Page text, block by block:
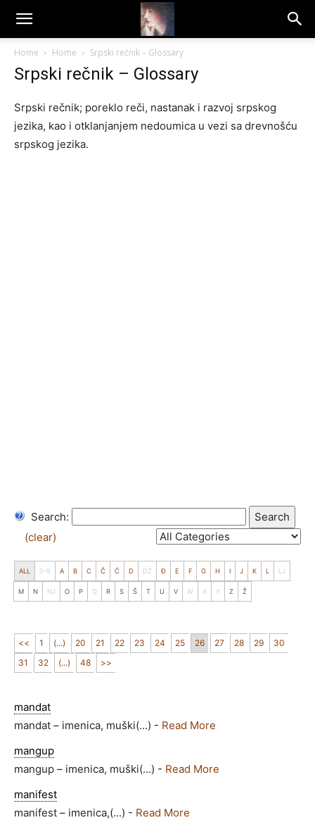
Dragana
Amarilis
Home Home Srpski rečnik – Glossary
Srpski rečnik – Glossary
Srpski rečnik; poreklo reči, nastanak i razvoj srpskog
jezika, kao i otklanjanjem nedoumica u vezi sa drevnošću
srpskog jezika.
Search:
Search
(clear)
ALL 0-9 A B C Č Ć D DŽ Đ E F G H I J K L LJ
M N NJ O P Q R S Š T U V W X Y Z Ž
<< 1 (...) 20 21 22 23 24 25 26 27 28 29
30
31
32 (...) 48 >>
mandat
mandat – imenica, muški(...) - Read More
mangup
mangup – imenica, muški(...) - Read More
manifest
manifest – imenica,(...) - Read More